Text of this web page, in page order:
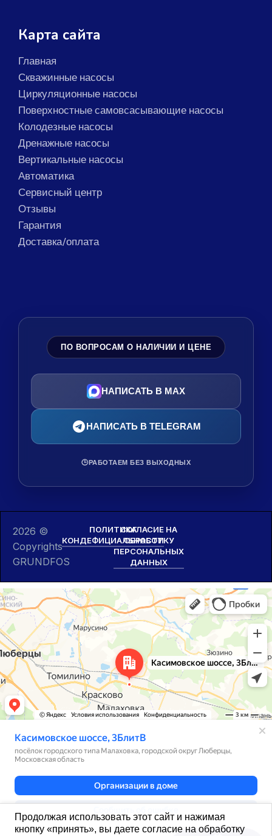
Карта сайта
Главная
Скважинные насосы
Циркуляционные насосы
Поверхностные самовсасывающие насосы
Колодезные насосы
Дренажные насосы
Вертикальные насосы
Автоматика
Сервисный центр
Отзывы
Гарантия
Доставка/оплата
ПО ВОПРОСАМ О НАЛИЧИИ И ЦЕНЕ
НАПИСАТЬ В MAX
НАПИСАТЬ В TELEGRAM
🕒РАБОТАЕМ БЕЗ ВЫХОДНЫХ
2026 ©
Copyrights
GRUNDFOS
ПОЛИТИКА
КОНДЕФИЦИАЛЬНОСТИ
СОГЛАСИЕ НА
ОБРАБОТКУ
ПЕРСОНАЛЬНЫХ
ДАННЫХ
Москва и Московская область
Касимовское шоссе, 3БлитВ — Яндекс Карты
Продолжая использовать этот сайт и нажимая
кнопку «принять», вы даете согласие на обработку